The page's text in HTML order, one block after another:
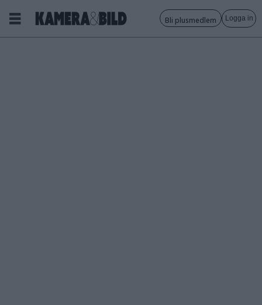
Bli plusmedlem Logga in